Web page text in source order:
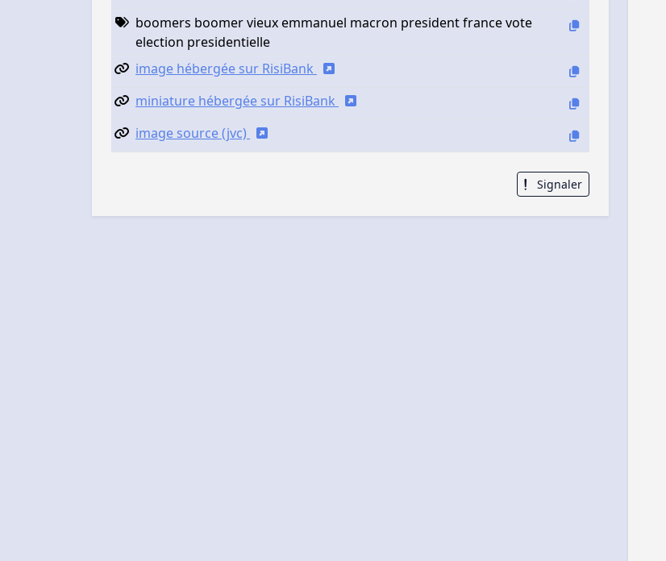
boomers boomer vieux emmanuel macron president france vote
election presidentielle
image hébergée sur RisiBank
miniature hébergée sur RisiBank
image source (jvc)
Signaler